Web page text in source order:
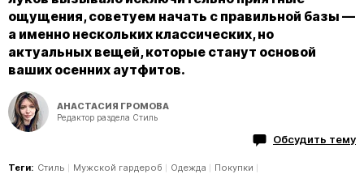
ощущения, советуем начать с правильной базы —
а именно нескольких классических, но
актуальных вещей, которые станут основой
ваших осенних аутфитов.
АНАСТАСИЯ ГРОМОВА
Редактор раздела Стиль
Обсудить тему
Теги: Стиль Мужской гардероб Одежда
Покупки